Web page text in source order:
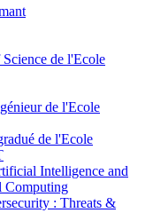
de l'Ecole
de l'Ecole
de l'Ecole
Intelligence and
Computing
: Threats &